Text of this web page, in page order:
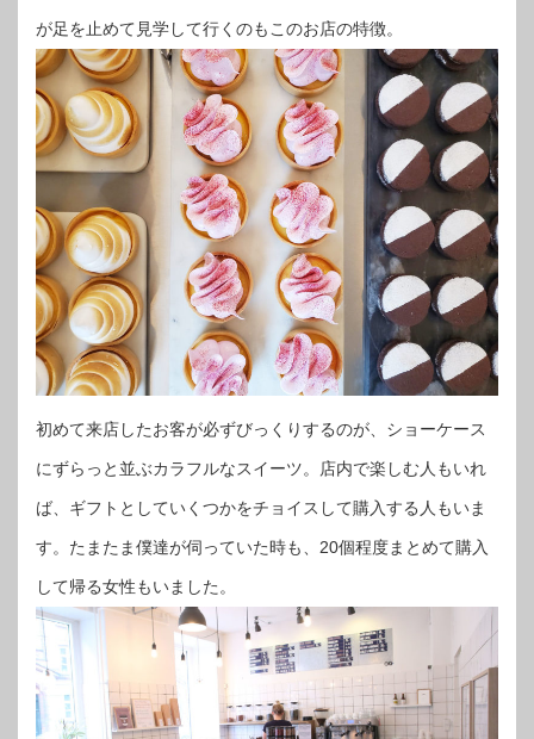
が足を止めて見学して行くのもこのお店の特徴。
初めて来店したお客が必ずびっくりするのが、ショーケース
にずらっと並ぶカラフルなスイーツ。店内で楽しむ人もいれ
ば、ギフトとしていくつかをチョイスして購入する人もいま
す。たまたま僕達が伺っていた時も、20個程度まとめて購入
して帰る女性もいました。